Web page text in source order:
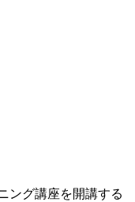
ング講座を開講する